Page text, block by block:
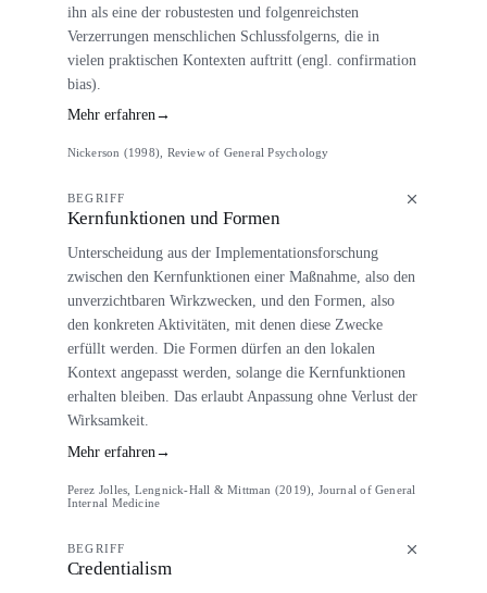
ihn als eine der robustesten und folgenreichsten
Verzerrungen menschlichen Schlussfolgerns, die in
vielen praktischen Kontexten auftritt (engl. confirmation
bias).
Mehr erfahren→
Nickerson (1998), Review of General Psychology
BEGRIFF
Kernfunktionen und Formen
Unterscheidung aus der Implementationsforschung
zwischen den Kernfunktionen einer Maßnahme, also den
unverzichtbaren Wirkzwecken, und den Formen, also
den konkreten Aktivitäten, mit denen diese Zwecke
erfüllt werden. Die Formen dürfen an den lokalen
Kontext angepasst werden, solange die Kernfunktionen
erhalten bleiben. Das erlaubt Anpassung ohne Verlust der
Wirksamkeit.
Mehr erfahren →
Perez Jolles, Lengnick-Hall & Mittman (2019), Journal of General
Internal Medicine
BEGRIFF
Credentialism